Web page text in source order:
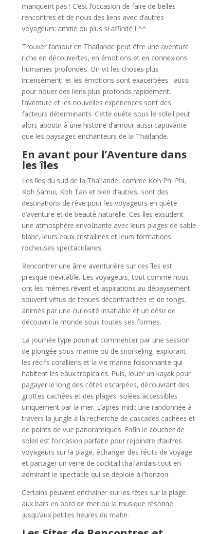
manquent pas ! C’est l’occasion de faire de belles
rencontres et de nous des liens avec d’autres
voyageurs: amitié ou plus si affinité ! ^^
Trouver l’amour en Thaïlande peut être une aventure
riche en découvertes, en émotions et en connexions
humaines profondes. On vit les choses plus
intensèment, et les émotions sont exacerbées : aussi
pour nouer des liens plus profonds rapidement,
l’aventure et les nouvelles expériences sont des
facteurs déterminants. Cette quête sous le soleil peut
alors aboutir à une histoire d’amour aussi captivante
que les paysages enchanteurs de la Thaïlande.
En avant pour l’Aventure dans
les îles
Les îles du sud de la Thaïlande, comme Koh Phi Phi,
Koh Samui, Koh Tao et bien d’autres, sont des
destinations de rêve pour les voyageurs en quête
d’aventure et de beauté naturelle. Ces îles exsudent
une atmosphère envoûtante avec leurs plages de sable
blanc, leurs eaux cristallines et leurs formations
rocheuses spectaculaires.
Rencontrer une âme aventurière sur ces îles est
presque inévitable. Les voyageurs, tout comme nous
ont les mêmes rêvent et aspirations au dépaysement:
souvent vêtus de tenues décontractées et de tongs,
animés par une curiosité insatiable et un désir de
découvrir le monde sous toutes ses formes.
La journée type pourrait commencer par une session
de plongée sous-marine ou de snorkeling, explorant
les récifs coralliens et la vie marine foisonnante qui
habitent les eaux tropicales. Puis, louer un kayak pour
pagayer le long des côtes escarpées, découvrant des
grottes cachées et des plages isolées accessibles
uniquement par la mer. L’après-midi: une randonnée à
travers la jungle à la recherche de cascades cachées et
de points de vue panoramiques. Enfin le coucher de
soleil est l’occasion parfaite pour rejoindre d’autres
voyageurs sur la plage, échanger des récits de voyage
et partager un verre de cocktail thaïlandais tout en
admirant le spectacle qui se déploie à l’horizon.
Certains peuvent enchainer sur les fêtes sur la plage
aux bars en bord de mer où la musique résonne
jusqu’aux petites heures du matin.